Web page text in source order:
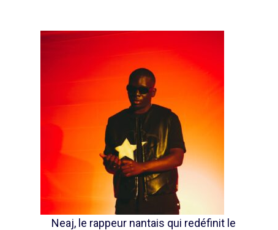
Neaj, le rappeur nantais qui redéfinit le